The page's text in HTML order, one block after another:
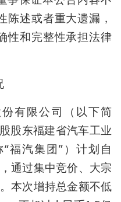
陈述或者重大遗漏，
性和完整性承担法律
有限公司（以下简
股东福建省汽车工业
福汽集团”）计划自
通过集中竞价、大宗
本次增持总金额不低